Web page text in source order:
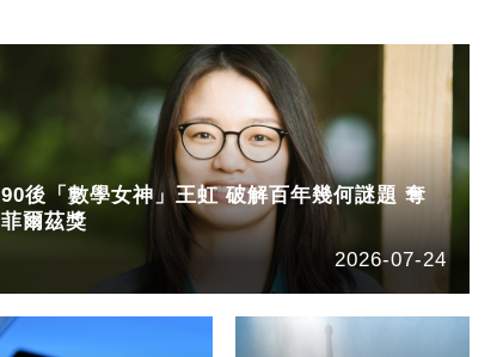
90後「數學女神」王虹 破解百年幾何謎題 奪
菲爾茲獎
2026-07-24